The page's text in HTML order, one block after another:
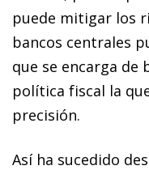
puede mitigar los
bancos centrales
que se encarga de
política fiscal la
precisión.
Así ha sucedido